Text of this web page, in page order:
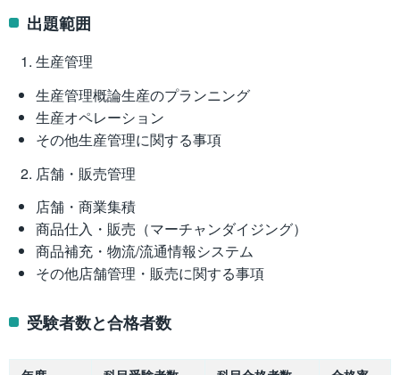
出題範囲
生産管理
生産管理概論生産のプランニング
生産オペレーション
その他生産管理に関する事項
店舗・販売管理
店舗・商業集積
商品仕入・販売（マーチャンダイジング）
商品補充・物流/流通情報システム
その他店舗管理・販売に関する事項
受験者数と合格者数